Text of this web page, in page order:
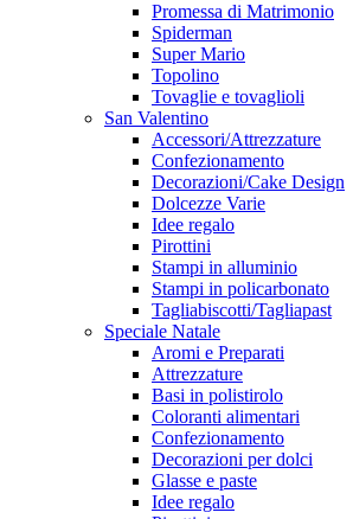
Promessa di Matrimonio
Spiderman
Super Mario
Topolino
Tovaglie e tovaglioli
San Valentino
Accessori/Attrezzature
Confezionamento
Decorazioni/Cake Design
Dolcezze Varie
Idee regalo
Pirottini
Stampi in alluminio
Stampi in policarbonato
Tagliabiscotti/Tagliapast
Speciale Natale
Aromi e Preparati
Attrezzature
Basi in polistirolo
Coloranti alimentari
Confezionamento
Decorazioni per dolci
Glasse e paste
Idee regalo